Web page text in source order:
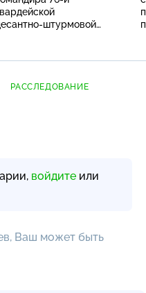
штурмовой
РАССЛЕДОВАНИЕ
войдите или
Ваш может быть